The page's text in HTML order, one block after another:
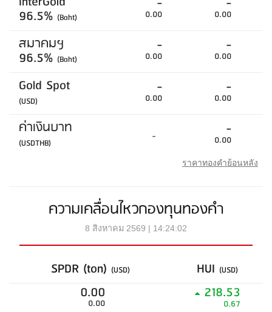
96.5% (Baht) 0.00 0.00
สมาคมฯ
96.5% (Baht)
-
0.00
-
0.00
Gold Spot
(USD)
-
0.00
-
0.00
ค่าเงินบาท
(USDTHB) - -
0.00
ราคาทองคำย้อนหลัง
ความเคลื่อนไหวกองทุนทองคำ
8 สิงหาคม 2569 | 14:24:02
SPDR (ton) (USD) HUI (USD)
0.00
0.00
218.53
0.67